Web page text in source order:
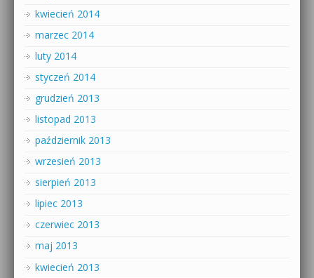
kwiecień 2014
marzec 2014
luty 2014
styczeń 2014
grudzień 2013
listopad 2013
październik 2013
wrzesień 2013
sierpień 2013
lipiec 2013
czerwiec 2013
maj 2013
kwiecień 2013